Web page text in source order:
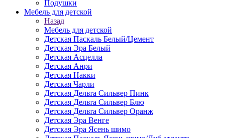
Подушки
Мебель для детской
Назад
Мебель для детской
Детская Паскаль Белый/Цемент
Детская Эра Белый
Детская Асцелла
Детская Анри
Детская Накки
Детская Чарли
Детская Дельта Сильвер Пинк
Детская Дельта Сильвер Блю
Детская Дельта Сильвер Оранж
Детская Эра Венге
Детская Эра Ясень шимо